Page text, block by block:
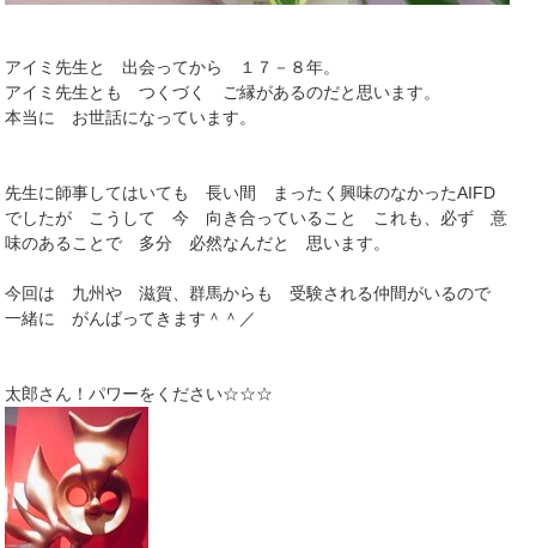
アイミ先生と 出会ってから １７－８年。
アイミ先生とも つくづく ご縁があるのだと思います。
本当に お世話になっています。
先生に師事してはいても 長い間 まったく興味のなかったAIFD
でしたが こうして 今 向き合っていること これも、必ず 意
味のあることで 多分 必然なんだと 思います。
今回は 九州や 滋賀、群馬からも 受験される仲間がいるので
一緒に がんばってきます＾＾／
太郎さん！パワーをください☆☆☆